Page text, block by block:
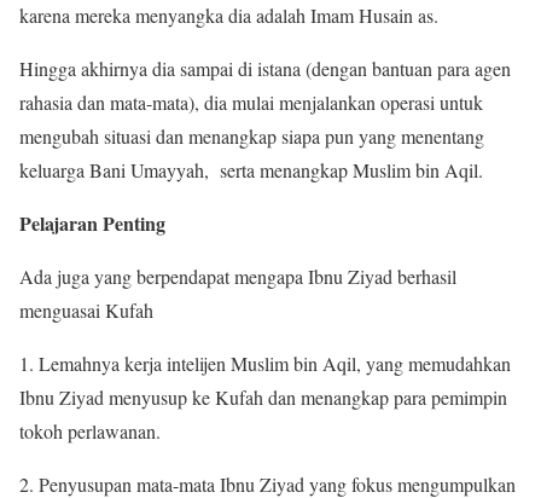
karena mereka menyangka dia adalah Imam Husain as.
Hingga akhirnya dia sampai di istana (dengan bantuan para agen
rahasia dan mata-mata), dia mulai menjalankan operasi untuk
mengubah situasi dan menangkap siapa pun yang menentang
keluarga Bani Umayyah, serta menangkap Muslim bin Aqil.
Pelajaran Penting
Ada juga yang berpendapat mengapa Ibnu Ziyad berhasil
menguasai Kufah
1. Lemahnya kerja intelijen Muslim bin Aqil, yang memudahkan
Ibnu Ziyad menyusup ke Kufah dan menangkap para pemimpin
tokoh perlawanan.
2. Penyusupan mata-mata Ibnu Ziyad yang fokus mengumpulkan